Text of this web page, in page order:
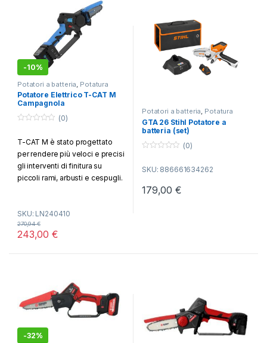
-10%
Potatori a batteria Potatura
Potatore Elettrico T-CAT M
Campagnola
o
f
5
(0)
T-CAT M è stato progettato
per rendere più veloci e precisi
gli interventi di finitura su
piccoli rami, arbusti e cespugli.
per chi desidera avere nella
sua attrezzatura un potatore
elettrico a catena che
SKU: LN240410
243,00€
270,94€
Potatori a batteria Potatura
GTA 26 Stihl Potatore a
batteria (set)
u
f
(0)
SKU: 886661634262
179,00€
-32%